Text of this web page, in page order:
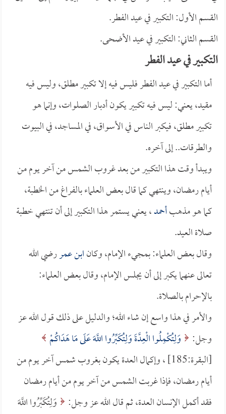
القسم الأول: التكبير في عيد الفطر.
القسم الثاني: التكبير في عيد الأضحى.
التكبير في عيد الفطر
أما التكبير في عيد الفطر فليس فيه إلا تكبير مطلق، وليس فيه
مقيد، يعني: ليس فيه تكبير يكون أدبار الصلوات، وإنما هو
تكبير مطلق، فيكبر الناس في الأسواق، في المساجد، في البيوت
والطرقات.. إلى آخره.
ويبدأ وقت هذا التكبير من بعد غروب الشمس من آخر يوم من
أيام رمضان، وينتهي كما قال بعض العلماء بالفراغ من الخطبة،
كما هو مذهبأحمد، يعني يستمر هذا التكبير إلى أن تنتهي خطبة
صلاة العيد.
وقال بعض العلماء: بمجيء الإمام، وكانابن عمررضي الله
تعالى عنهما يكبر إلى أن يجلس الإمام، وقال بعض العلماء:
بالإحرام بالصلاة.
والأمر في هذا واسع إن شاء الله؛ والدليل على ذلك قول الله عز
وجل:
وَلِتُكْمِلُوا الْعِدَّةَ وَلِتُكَبِّرُوا اللَّهَ عَلَى مَا هَدَاكُمْ
[البقرة:185] ، وإكمال العدة يكون بغروب شمس آخر يوم من
أيام رمضان، فإذا غربت الشمس من آخر يوم من أيام رمضان
فقد أكمل الإنسان العدة، ثم قال الله عز وجل:
وَلِتُكَبِّرُوا اللَّهَ